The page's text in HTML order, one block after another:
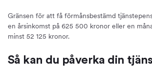
Gränsen för att få förmånsbestämd
en årsinkomst på 625 500 kronor eller en
minst 52 125 kronor.
Så kan du påverka din